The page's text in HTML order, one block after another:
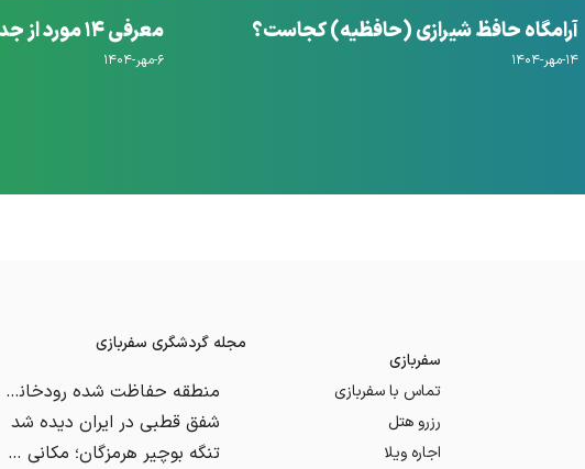
آرامگاه حافظ شیرازی (حافظیه) کجاست؟
۱۴-مهر-۱۴۰۴
معرفی ۱۴ مورد از جدیدترین هتل های مشهد
۶-مهر-۱۴۰۴
سفربازی
تماس با سفربازی
رزرو هتل
اجاره ویلا
مجله گردشگری سفربازی
منطقه حفاظت شده رودخانه تجن ساری، طبیعتی بکر و زیبا برای آیندگان
شفق قطبی در ایران دیده شد
تنگه بوچیر هرمزگان؛ مکانی شگفت انگیز در اعماق زمین